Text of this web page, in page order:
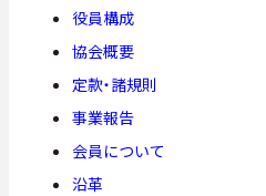
役員構成
協会概要
定款・諸規則
事業報告
会員について
沿革